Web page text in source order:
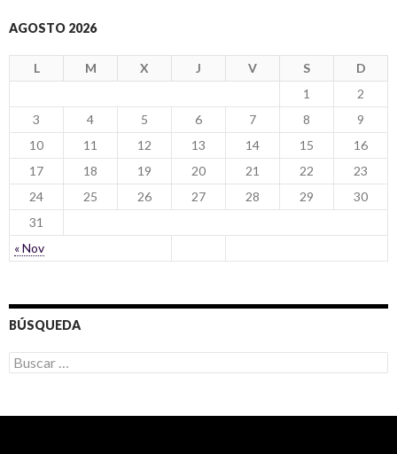
AGOSTO 2026
L M X J V S D
« Nov
1
2
3
4 5 6 7 8
9
10
11 12 13 14 15
16
17
18 19 20 21 22
23
24
25 26 27 28 29
30
31
BÚSQUEDA
B
u